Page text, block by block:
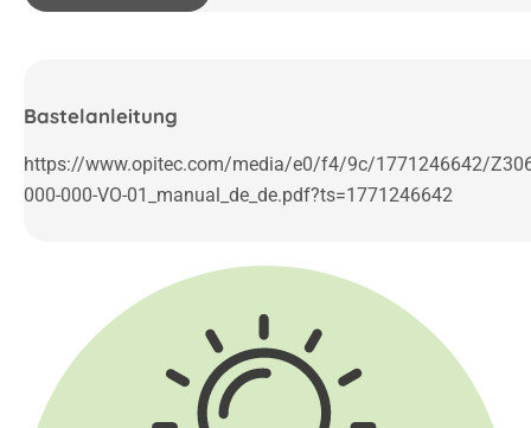
Bastelanleitung
https://www.opitec.com/media/e0/f4/9c/1771246642/
000-000-VO-01_manual_de_de.pdf?ts=1771246642